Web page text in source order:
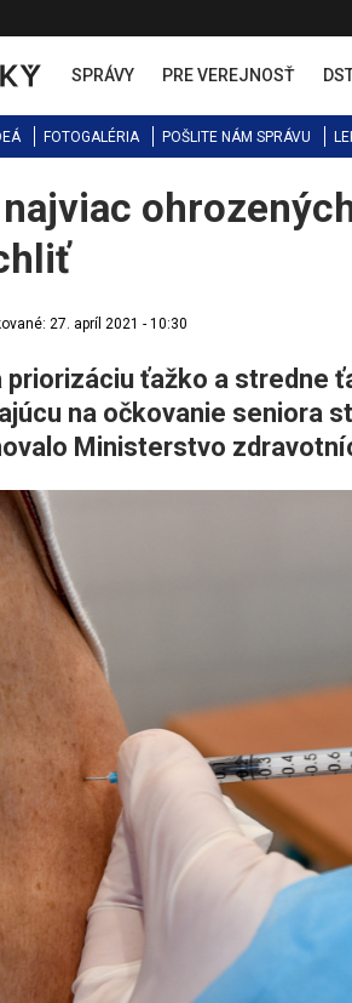
SPRÁVY PRE VEREJNOSŤ
FOTOGALÉRIA POŠLITE NÁM SPRÁVU
27. apríl 2021 - 10:30
priorizáciu ťažko a stredne
na očkovanie seniora
Ministerstvo